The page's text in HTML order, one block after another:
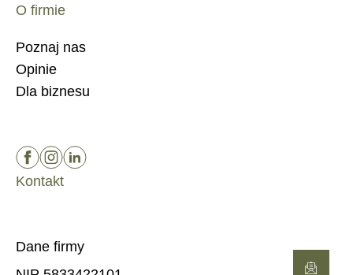
O firmie
Poznaj nas
Opinie
Dla biznesu
Kontakt
Dane firmy